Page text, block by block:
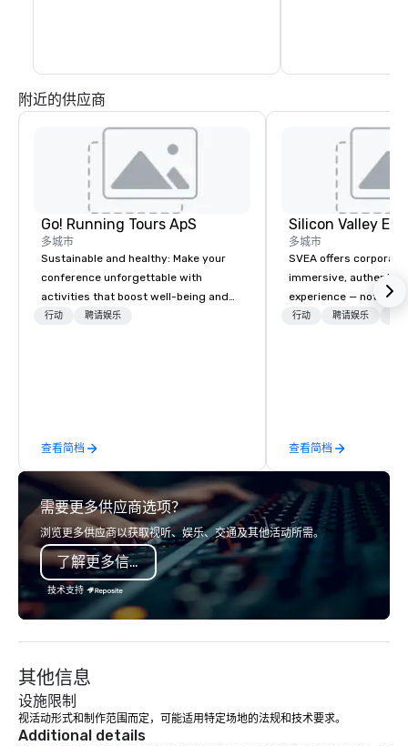
附近的供应商
Go! Running Tours ApS
多城市
Sustainable and healthy: Make your
conference unforgettable with
activities that boost well-being and
lower carbon footprints. Explore the
行动 聘请娱乐
查看简档
多城市
SVEA offers
immersive, authentic
experience — not a
transformation. We
offsites. Whether
think like a Silicon
explore the mindsets
world's fastest-
or walk away with a
innovation playbook,
Fully customizable by
seniority, and
行动 聘请娱乐
查看简档
需要更多供应商选项？
浏览更多供应商以获取视听、娱乐、交通及其他活动所需。
了解更多信息
技术支持
其他信息
设施限制
视活动形式和制作范围而定，可能适用特定场地的法规和技术要求。
Additional details